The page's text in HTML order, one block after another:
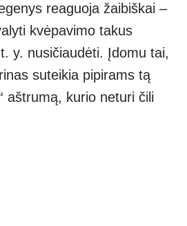
reaguoja žaibiškai –
kvėpavimo takus
y. nusičiaudėti. Įdomu tai,
suteikia pipirams tą
aštrumą, kurio neturi čili